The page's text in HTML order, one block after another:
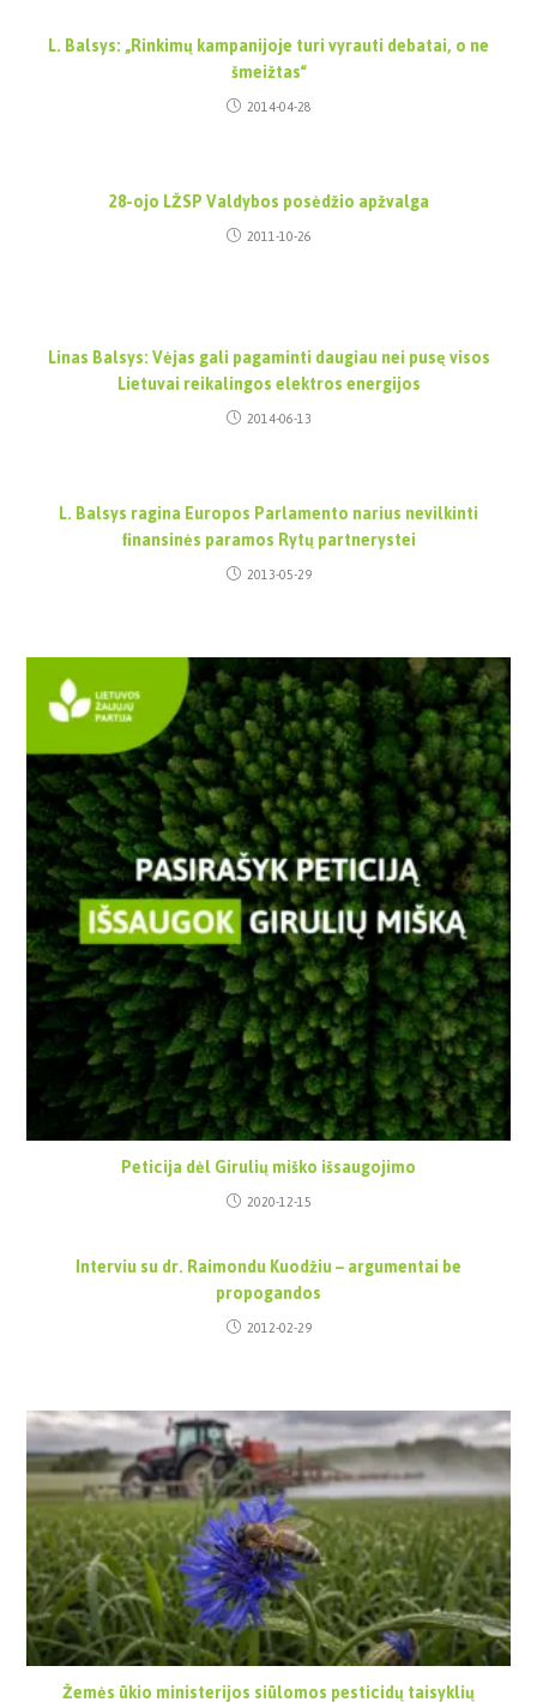
L. Balsys: „Rinkimų kampanijoje turi vyrauti debatai, o ne
šmeižtas“
2014-04-28
28-ojo LŽSP Valdybos posėdžio apžvalga
2011-10-26
Linas Balsys: Vėjas gali pagaminti daugiau nei pusę visos
Lietuvai reikalingos elektros energijos
2014-06-13
L. Balsys ragina Europos Parlamento narius nevilkinti
finansinės paramos Rytų partnerystei
2013-05-29
Peticija dėl Girulių miško išsaugojimo
2020-12-15
Interviu su dr. Raimondu Kuodžiu – argumentai be
propogandos
2012-02-29
Žemės ūkio ministerijos siūlomos pesticidų taisyklių